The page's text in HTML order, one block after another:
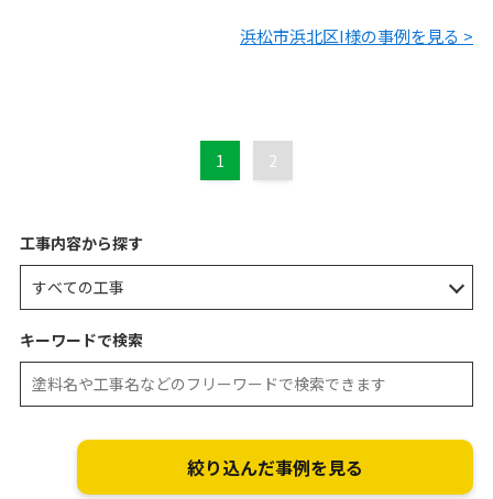
浜松市浜北区I様の事例を見る >
1 2
工事内容から探す
キーワードで検索